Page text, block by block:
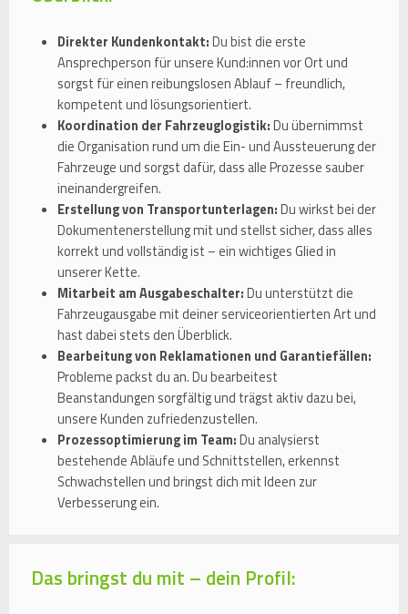
Direkter Kundenkontakt:Du bist die erste
Ansprechperson für unsere Kund:innen vor Ort und
sorgst für einen reibungslosen Ablauf – freundlich,
kompetent und lösungsorientiert.
Koordination der Fahrzeuglogistik:Du übernimmst
die Organisation rund um die Ein- und Aussteuerung der
Fahrzeuge und sorgst dafür, dass alle Prozesse sauber
ineinandergreifen.
Erstellung von Transportunterlagen:Du wirkst bei der
Dokumentenerstellung mit und stellst sicher, dass alles
korrekt und vollständig ist – ein wichtiges Glied in
unserer Kette.
Mitarbeit am Ausgabeschalter:Du unterstützt die
Fahrzeugausgabe mit deiner serviceorientierten Art und
hast dabei stets den Überblick.
Bearbeitung von Reklamationen und Garantiefällen:
Probleme packst du an. Du bearbeitest
Beanstandungen sorgfältig und trägst aktiv dazu bei,
unsere Kunden zufriedenzustellen.
Prozessoptimierung im Team:Du analysierst
bestehende Abläufe und Schnittstellen, erkennst
Schwachstellen und bringst dich mit Ideen zur
Verbesserung ein.
Das bringst du mit – dein Profil: